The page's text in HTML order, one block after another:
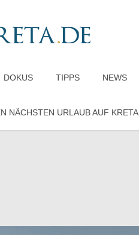
DOKUS TIPPS NEWS
NÄCHSTEN URLAUB AUF KRETA